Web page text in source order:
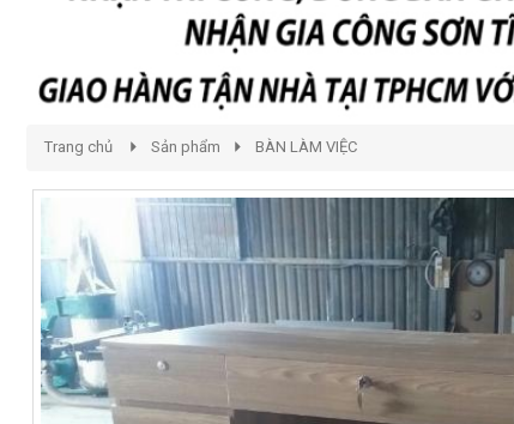
Trang chủ Sản phẩm BÀN LÀM VIỆC